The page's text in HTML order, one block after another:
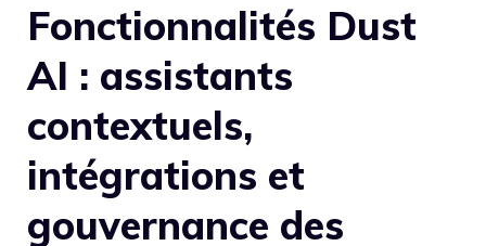
Fonctionnalités Dust
AI : assistants
contextuels,
intégrations et
gouvernance des